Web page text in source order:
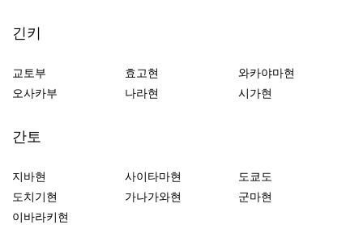
긴키
교토부 효고현
와카야마현
오사카부
나라현 시가현
간토
지바현 사이타마현
도쿄도
도치기현
가나가와현
군마현
이바라키현